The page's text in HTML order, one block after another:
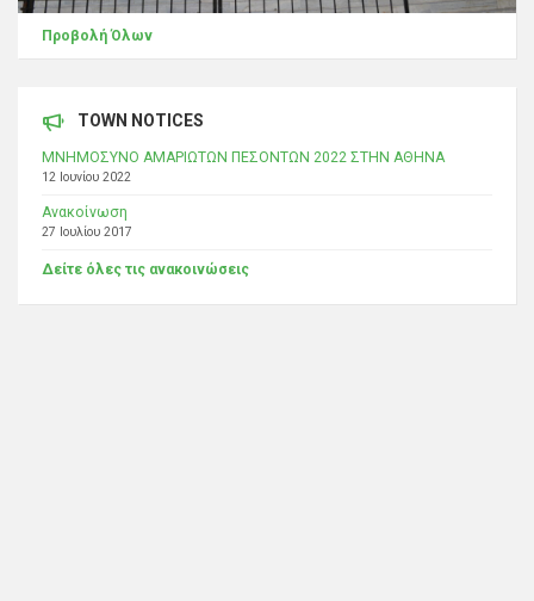
Προβολή Όλων
TOWN NOTICES
ΜΝΗΜΟΣΥΝΟ ΑΜΑΡΙΩΤΩΝ ΠΕΣΟΝΤΩΝ 2022 ΣΤΗΝ ΑΘΗΝΑ
12 Ιουνίου 2022
Ανακοίνωση
27 Ιουλίου 2017
Δείτε όλες τις ανακοινώσεις